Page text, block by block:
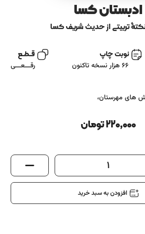
با ما
ادبستان کسا
تربیتی از حدیث شریف کسا
نوبت چاپ
66 هزار نسخه تاکنون
قــطــع
رقـــعـــی
های مهرستان،
220,000تومان
1
افزودن به سبد خرید